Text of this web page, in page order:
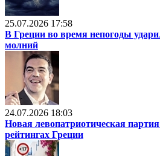
25.07.2026 17:58
В Греции во время непогоды
молний
24.07.2026 18:03
Новая левопатриотическая
рейтингах Греции